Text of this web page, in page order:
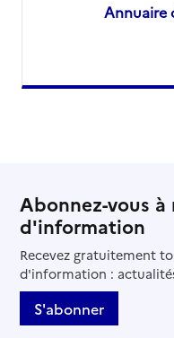
Annuaire
Abonnez-vous
d'information
Recevez gratuitement
d'information :
S'abonner